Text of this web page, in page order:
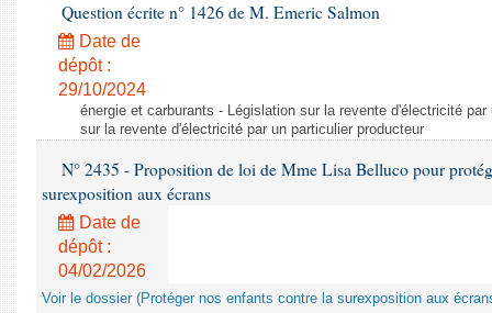
Question écrite n° 1426 de M. Emeric Salmon
Date de
dépôt :
29/10/2024
énergie et carburants - Législation sur la revente d'électricité
sur la revente d'électricité par un particulier producteur
N° 2435 - Proposition de loi de Mme Lisa Belluco pour
surexposition aux écrans
Date de
dépôt :
04/02/2026
Voir le dossier (Protéger nos enfants contre la surexposition aux